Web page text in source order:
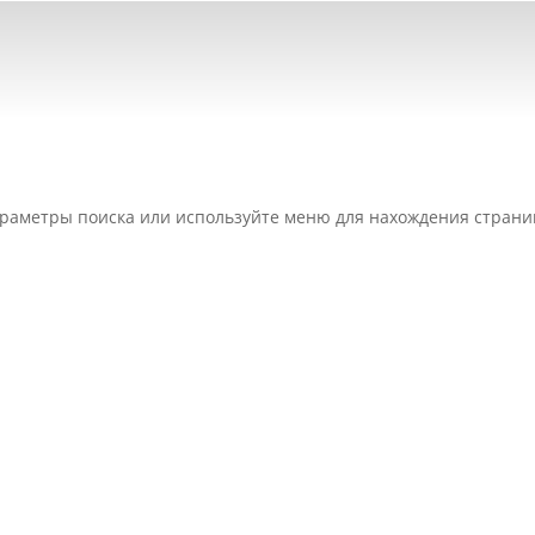
поиска или используйте меню для нахождения